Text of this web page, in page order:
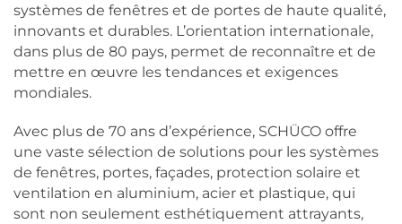
systèmes de fenêtres et de portes de haute qualité,
innovants et durables. L’orientation internationale,
dans plus de 80 pays, permet de reconnaître et de
mettre en œuvre les tendances et exigences
mondiales.
Avec plus de 70 ans d’expérience, SCHÜCO offre
une vaste sélection de solutions pour les systèmes
de fenêtres, portes, façades, protection solaire et
ventilation en aluminium, acier et plastique, qui
sont non seulement esthétiquement attrayants,